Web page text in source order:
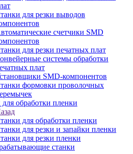
для резки выводов
счетчики SMD
для резки печатных плат
системы обработки
плат
SMD-компонентов
формовки проволочных
обработки пленки
для обработки пленки
для резки и запайки пленки
для резки пленки
станки